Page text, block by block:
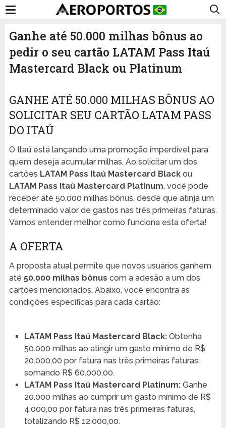
Ganhe até 50.000 milhas bônus ao
pedir o seu cartão LATAM Pass Itaú
Mastercard Black ou Platinum
GANHE ATÉ 50.000 MILHAS BÔNUS AO
SOLICITAR SEU CARTÃO LATAM PASS
DO ITAÚ
O Itaú está lançando uma promoção imperdível para
quem deseja acumular milhas. Ao solicitar um dos
cartões LATAM Pass Itaú Mastercard Blackou
LATAM Pass Itaú Mastercard Platinum, você pode
receber até 50.000 milhas bônus, desde que atinja um
determinado valor de gastos nas três primeiras faturas.
Vamos entender melhor como funciona esta oferta!
A OFERTA
A proposta atual permite que novos usuários ganhem
até 50.000 milhas bônus com a adesão a um dos
cartões mencionados. Abaixo, você encontra as
condições específicas para cada cartão:
LATAM Pass Itaú Mastercard Black:Obtenha
50.000 milhas ao atingir um gasto mínimo de R$
20.000,00 por fatura nas três primeiras faturas,
somando R$ 60.000,00.
LATAM Pass Itaú Mastercard Platinum:Ganhe
20.000 milhas ao cumprir um gasto mínimo de R$
4.000,00 por fatura nas três primeiras faturas,
totalizando R$ 12.000,00.